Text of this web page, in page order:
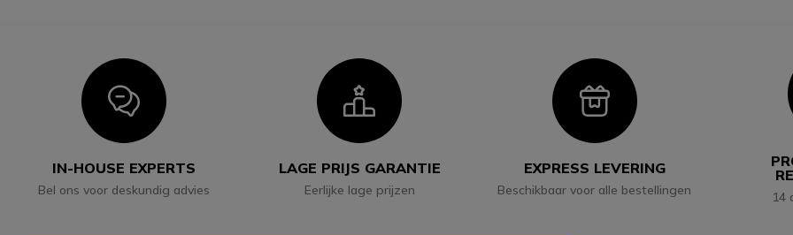
Icon
IN-HOUSE EXPERTS
Bel ons voor deskundig advies
Icon
LAGE PRIJS GARANTIE
Eerlijke lage prijzen
Icon
EXPRESS LEVERING
Beschikbaar voor alle bestellingen 14